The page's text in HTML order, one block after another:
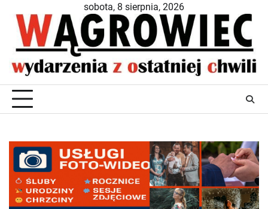
content
sobota, 8 sierpnia, 2026